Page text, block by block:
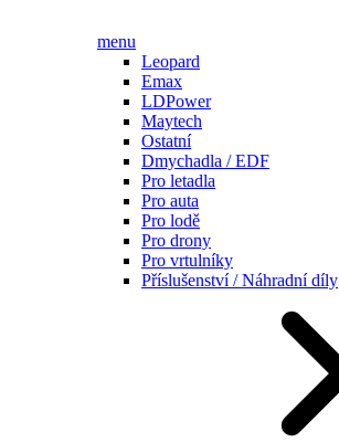
menu
Leopard
Emax
LDPower
Maytech
Ostatní
Dmychadla / EDF
Pro letadla
Pro auta
Pro lodě
Pro drony
Pro vrtulníky
Příslušenství / Náhradní díly